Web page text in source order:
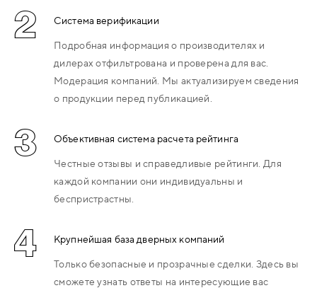
2 Система верификации
Подробная информация о производителях и
дилерах отфильтрована и проверена для вас.
Модерация компаний. Мы актуализируем сведения
о продукции перед публикацией.
3 Объективная система расчета рейтинга
Честные отзывы и справедливые рейтинги. Для
каждой компании они индивидуальны и
беспристрастны.
4 Крупнейшая база дверных компаний
Только безопасные и прозрачные сделки. Здесь вы
сможете узнать ответы на интересующие вас